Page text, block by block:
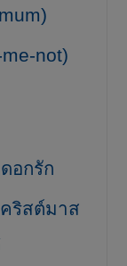
not)
ดอกรัก
ริสต์มาส